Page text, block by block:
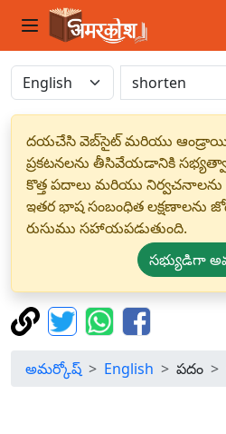
దయచేసి వెబ్‌సైట్ మరియు
ప్రకటనలను తీసివేయడానికి
కొత్త పదాలు మరియు
ఇతర భాష సంబంధిత లక్షణాలను
రుసుము సహాయపడుతుంది.
సభ్యుడిగా
అమర్కోష్ English పదం